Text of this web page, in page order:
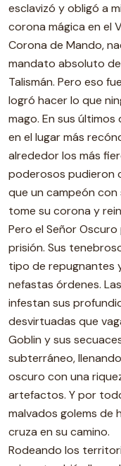
esclavizó y obligó a
corona mágica en el
Corona de Mando,
mandato absoluto
Talismán. Pero eso
logró hacer lo que
mago. En sus
en el lugar más
alrededor los más
poderosos pudieron
que un campeón
tome su corona y
Pero el Señor
prisión. Sus
tipo de repugnantes
nefastas órdenes.
infestan sus
desvirtuadas que
Goblin y sus
subterráneo,
oscuro con una
artefactos. Y por
malvados golems de
cruza en su camino.
Rodeando los